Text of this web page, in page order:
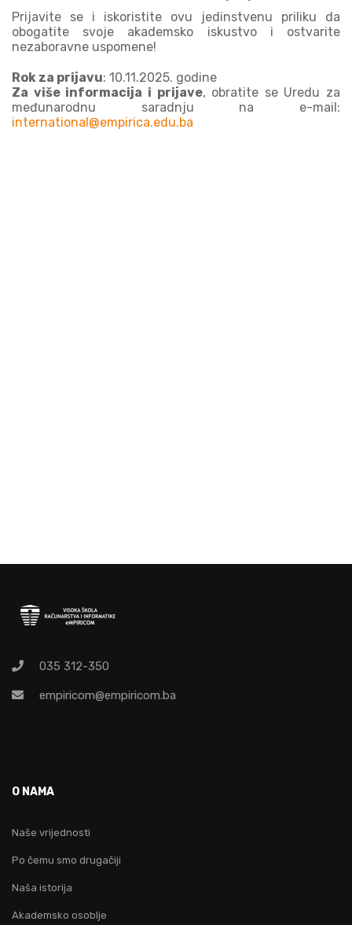
Prijavite se i iskoristite ovu jedinstvenu priliku da
obogatite svoje akademsko iskustvo i ostvarite
nezaboravne uspomene!
Rok za prijavu: 10.11.2025. godine
Za više informacija i prijave, obratite se Uredu za
međunarodnu saradnju na e-mail:
international@empirica.edu.ba
035 312-350
empiricom@empiricom.ba
O NAMA
Naše vrijednosti
Po čemu smo drugačiji
Naša istorija
Akademsko osoblje